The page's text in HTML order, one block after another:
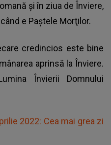
şi în ziua de Înviere,
e Paştele Morţilor.
credincios este bine
aprinsă la Înviere.
Învierii Domnului
2022: Cea mai grea zi